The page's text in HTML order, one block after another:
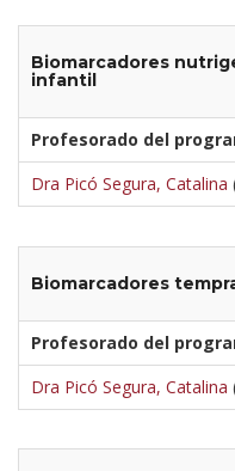
Biomarcadores
infantil
Profesorado del
Dra Picó Segura, Catalina
Biomarcadores
Profesorado del
Dra Picó Segura, Catalina